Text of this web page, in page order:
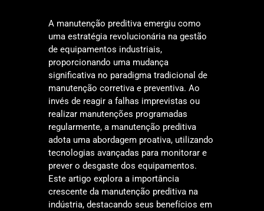
A manutenção preditiva emergiu como
uma estratégia revolucionária na gestão
de equipamentos industriais,
proporcionando uma mudança
significativa no paradigma tradicional de
manutenção corretiva e preventiva. Ao
invés de reagir a falhas imprevistas ou
realizar manutenções programadas
regularmente, a manutenção preditiva
adota uma abordagem proativa, utilizando
tecnologias avançadas para monitorar e
prever o desgaste dos equipamentos.
Este artigo explora a importância
crescente da manutenção preditiva na
indústria, destacando seus benefícios em